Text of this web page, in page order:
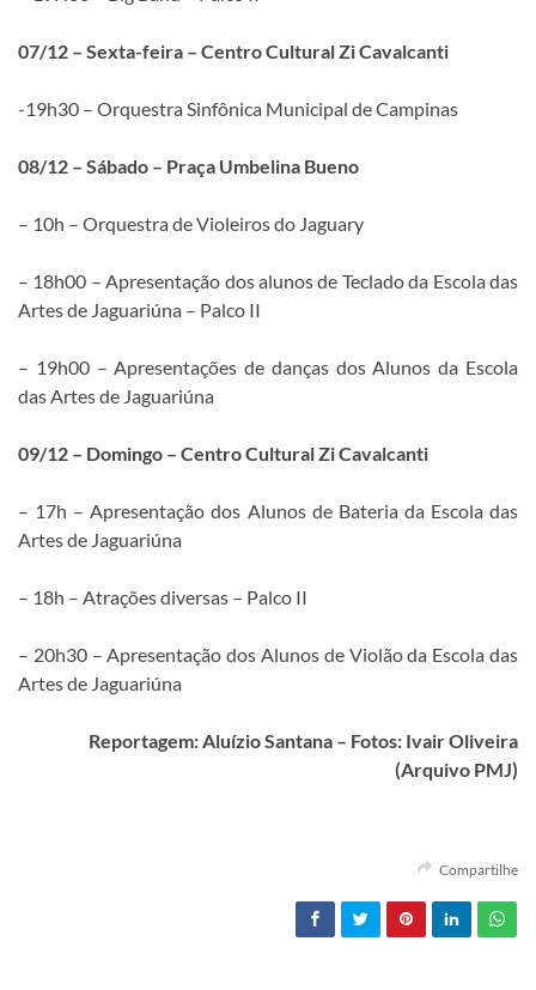
07/12 – Sexta-feira – Centro Cultural Zi Cavalcanti
-19h30 – Orquestra Sinfônica Municipal de Campinas
08/12 – Sábado – Praça Umbelina Bueno
– 10h – Orquestra de Violeiros do Jaguary
– 18h00 – Apresentação dos alunos de Teclado da Escola das
Artes de Jaguariúna – Palco II
– 19h00 – Apresentações de danças dos Alunos da Escola
das Artes de Jaguariúna
09/12 – Domingo – Centro Cultural Zi Cavalcanti
– 17h – Apresentação dos Alunos de Bateria da Escola das
Artes de Jaguariúna
– 18h – Atrações diversas – Palco II
– 20h30 – Apresentação dos Alunos de Violão da Escola das
Artes de Jaguariúna
Reportagem: Aluízio Santana – Fotos: Ivair Oliveira
(Arquivo PMJ)
Compartilhe